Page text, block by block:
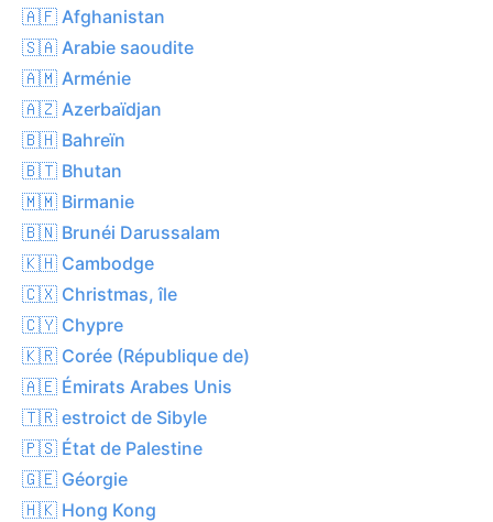
🇦🇫 Afghanistan
🇸🇦 Arabie saoudite
🇦🇲 Arménie
🇦🇿 Azerbaïdjan
🇧🇭 Bahreïn
🇧🇹 Bhutan
🇲🇲 Birmanie
🇧🇳 Brunéi Darussalam
🇰🇭 Cambodge
🇨🇽 Christmas, île
🇨🇾 Chypre
🇰🇷 Corée (République de)
🇦🇪 Émirats Arabes Unis
🇹🇷 estroict de Sibyle
🇵🇸 État de Palestine
🇬🇪 Géorgie
🇭🇰 Hong Kong